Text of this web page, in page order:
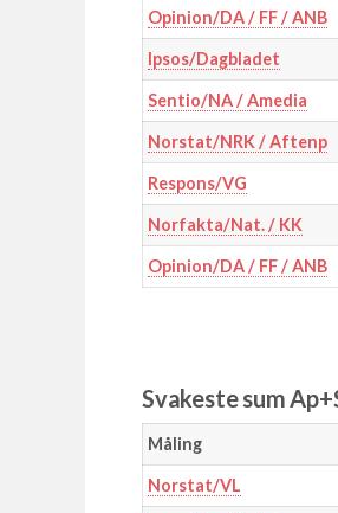
Opinion/DA / FF / ANB
Ipsos/Dagbladet
Sentio/NA / Amedia
Norstat/NRK / Aftenp
Respons/VG
Norfakta/Nat. / KK
Opinion/DA / FF / ANB
Svakeste sum
Måling
Norstat/VL